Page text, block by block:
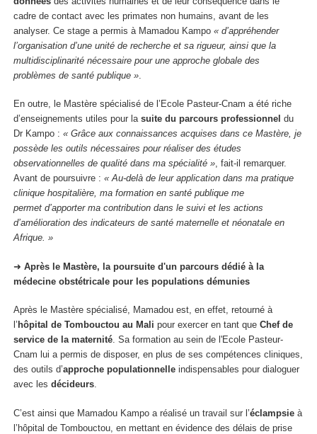
cadre de contact avec les primates non humains, avant de les
analyser. Ce stage a permis à Mamadou Kampo « d’appréhender
l’organisation d’une unité de recherche et sa rigueur, ainsi que la
multidisciplinarité nécessaire pour une approche globale des
problèmes de santé publique »
En outre, le Mastère spécialisé de l’Ecole Pasteur-Cnam a été riche
d’enseignements utiles pour la suite du parcours professionnel du
Dr Kampo : « Grâce aux connaissances acquises dans ce Mastère, je
possède les outils nécessaires pour réaliser des études
observationnelles de qualité dans ma spécialité », fait-il remarquer.
Avant de poursuivre : « Au-delà de leur application dans ma pratique
clinique hospitalière, ma formation en santé publique me
permet d’apporter ma contribution dans le suivi et les actions
d’amélioration des indicateurs de santé maternelle et néonatale en
Afrique. »
➜ Après le Mastère, la poursuite d'un parcours dédié à la
médecine obstétricale pour les populations démunies
Après le Mastère spécialisé, Mamadou est, en effet, retourné à
l’ hôpital de Tombouctou au Mali pour exercer en tant que Chef de
service de la maternité. Sa formation au sein de l'Ecole Pasteur-
Cnam lui a permis de disposer, en plus de ses compétences cliniques,
des outils d’approche populationnelle indispensables pour dialoguer
avec les décideurs.
C’est ainsi que Mamadou Kampo a réalisé un travail sur l’éclampsie à
l’hôpital de Tombouctou, en mettant en évidence des délais de prise